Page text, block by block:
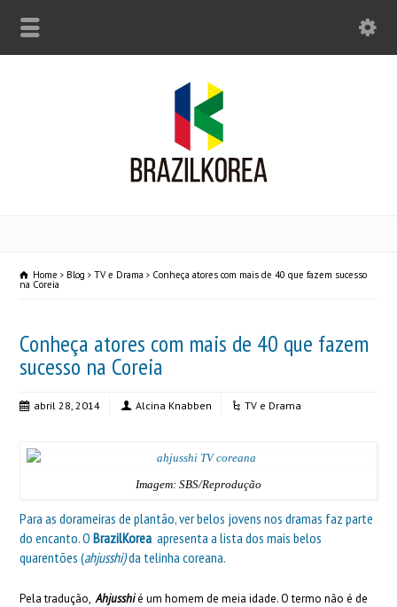
Home Blog TV e Drama Conheça atores com mais de 40 que fazem sucesso
na Coreia
Conheça atores com mais de 40 que fazem
sucesso na Coreia
abril 28, 2014 Alcina Knabben TV e Drama
Imagem: SBS/Reprodução
Para as dorameiras de plantão, ver belos jovens nos dramas faz parte
do encanto. OBrazilKorea apresenta a lista dos mais belos
quarentões (ahjusshi)da telinha coreana.
Pela tradução,Ahjusshié um homem de meia idade. O termo não é de